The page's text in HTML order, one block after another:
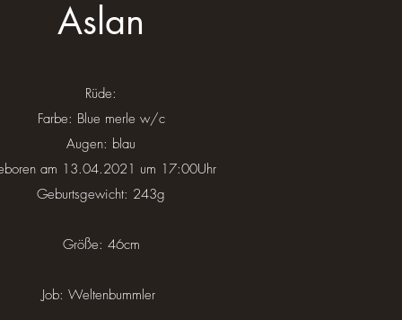
Aslan
Rüde:
Farbe: Blue merle w/c
Augen: blau
am 13.04.2021 um 17:00Uhr
Geburtsgewicht: 243g
Größe: 46cm
Job: Weltenbummler